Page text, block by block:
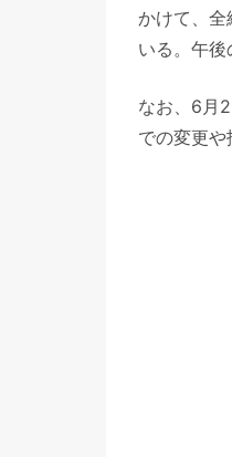
かけて、全
いる。午後
なお、6月
での変更や